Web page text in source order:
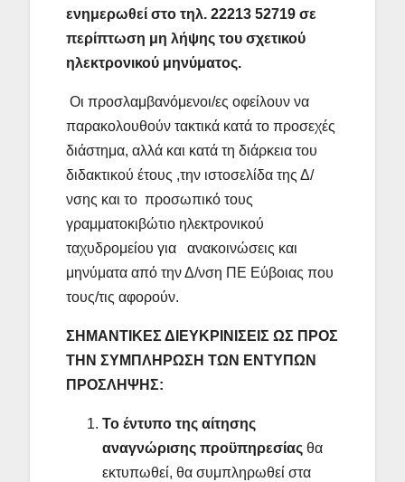
ενημερωθεί στο τηλ. 22213 52719 σε
περίπτωση μη λήψης του σχετικού
ηλεκτρονικού μηνύματος.
Οι προσλαμβανόμενοι/ες οφείλουν να
παρακολουθούν τακτικά κατά το προσεχές
διάστημα, αλλά και κατά τη διάρκεια του
διδακτικού έτους ,την ιστοσελίδα της Δ/
νσης και το προσωπικό τους
γραμματοκιβώτιο ηλεκτρονικού
ταχυδρομείου για ανακοινώσεις και
μηνύματα από την Δ/νση ΠΕ Εύβοιας που
τους/τις αφορούν.
ΣΗΜΑΝΤΙΚΕΣ ΔΙΕΥΚΡΙΝΙΣΕΙΣ ΩΣ ΠΡΟΣ
ΤΗΝ ΣΥΜΠΛΗΡΩΣΗ ΤΩΝ ΕΝΤΥΠΩΝ
ΠΡΟΣΛΗΨΗΣ:
Το έντυπο της αίτησης
αναγνώρισης προϋπηρεσίας θα
εκτυπωθεί, θα συμπληρωθεί στα